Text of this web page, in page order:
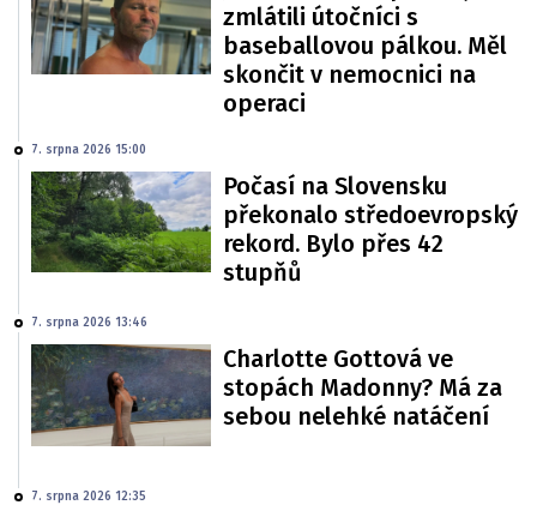
zmlátili útočníci s
baseballovou pálkou. Měl
skončit v nemocnici na
operaci
7. srpna 2026 15:00
Počasí na Slovensku
překonalo středoevropský
rekord. Bylo přes 42
stupňů
7. srpna 2026 13:46
Charlotte Gottová ve
stopách Madonny? Má za
sebou nelehké natáčení
7. srpna 2026 12:35